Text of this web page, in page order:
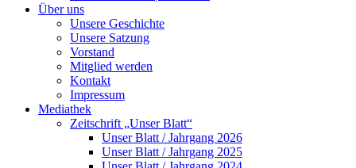
Über uns
Unsere Geschichte
Unsere Satzung
Vorstand
Mitglied werden
Kontakt
Impressum
Mediathek
Zeitschrift „Unser Blatt“
Unser Blatt / Jahrgang 2026
Unser Blatt / Jahrgang 2025